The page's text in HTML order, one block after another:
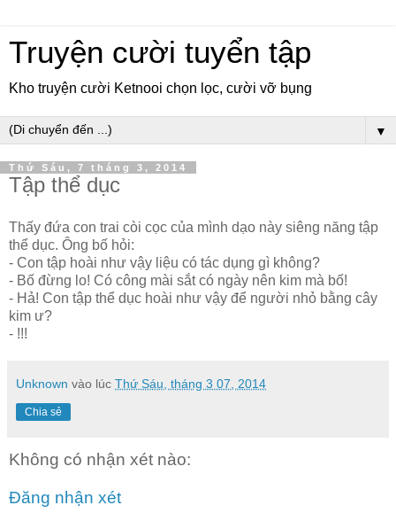
Truyện cười tuyển tập
Kho truyện cười Ketnooi chọn lọc, cười vỡ bụng
▼
Thứ Sáu, 7 tháng 3, 2014
Tập thể dục
Thấy đứa con trai còi cọc của mình dạo này siêng năng tập
thể dục. Ông bố hỏi:
- Con tập hoài như vậy liệu có tác dụng gì không?
- Bố đừng lo! Có công mài sắt có ngày nên kim mà bố!
- Hả! Con tập thể dục hoài như vậy để người nhỏ bằng cây
kim ư?
- !!!
Unknown vào lúc Thứ Sáu, tháng 3 07, 2014
Chia sẻ
Không có nhận xét nào:
Đăng nhận xét